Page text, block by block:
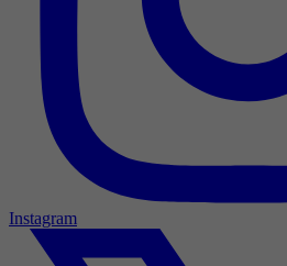
Instagram